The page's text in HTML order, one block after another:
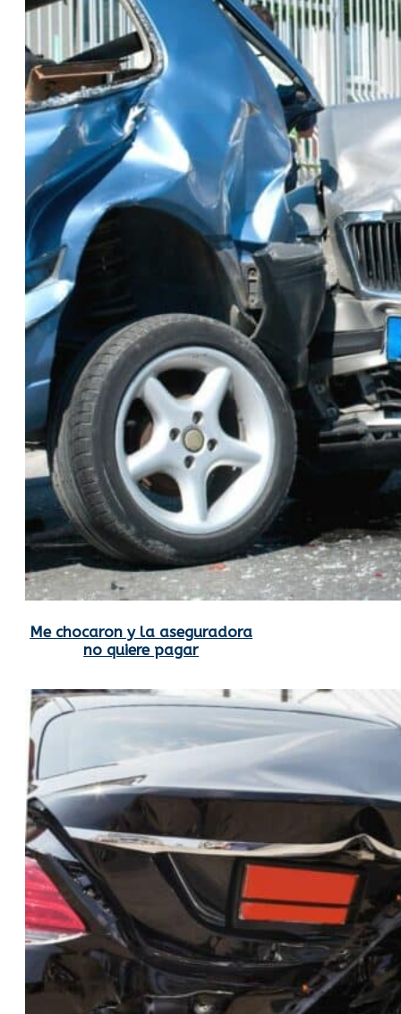
Me chocaron y la aseguradora
no quiere pagar